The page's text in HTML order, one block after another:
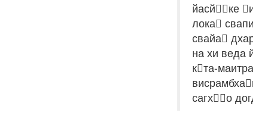
йасйке
лока
свайа
на хи веда
кта-
сагхо